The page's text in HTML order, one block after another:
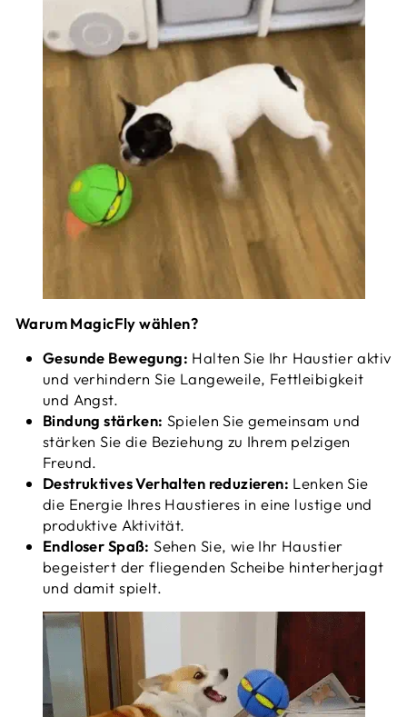
Warum MagicFly wählen?
Gesunde Bewegung: Halten Sie Ihr Haustier aktiv
und verhindern Sie Langeweile, Fettleibigkeit
und Angst.
Bindung stärken: Spielen Sie gemeinsam und
stärken Sie die Beziehung zu Ihrem pelzigen
Freund.
Destruktives Verhalten reduzieren: Lenken Sie
die Energie Ihres Haustieres in eine lustige und
produktive Aktivität.
Endloser Spaß: Sehen Sie, wie Ihr Haustier
begeistert der fliegenden Scheibe hinterherjagt
und damit spielt.